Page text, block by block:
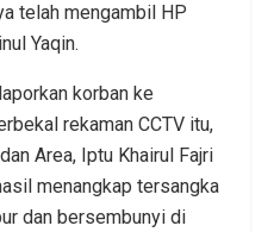
telah mengambil HP
Yaqin.
korban ke
rekaman CCTV itu,
Area, Iptu Khairul Fajri
menangkap tersangka
dan bersembunyi di